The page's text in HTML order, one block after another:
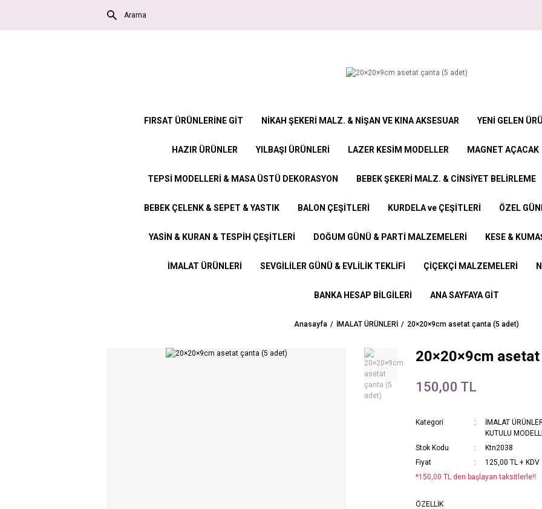
FIRSAT ÜRÜNLERİNE GİT NİKAH ŞEKERİ MALZ. & NİŞAN VE KINA AKSESUAR YENİ GELEN
HAZIR ÜRÜNLER YILBAŞI ÜRÜNLERİ LAZER KESİM MODELLER MAGNET AÇACAK
TEPSİ MODELLERİ & MASA ÜSTÜ DEKORASYON BEBEK ŞEKERİ MALZ. & CİNSİYET BELİRLEME
BEBEK ÇELENK & SEPET & YASTIK BALON ÇEŞİTLERİ KURDELA ve ÇEŞİTLERİ ÖZEL
YASİN & KURAN & TESPİH ÇEŞİTLERİ DOĞUM GÜNÜ & PARTİ MALZEMELERİ KESE &
İMALAT ÜRÜNLERİ SEVGİLİLER GÜNÜ & EVLİLİK TEKLİFİ ÇİÇEKÇİ MALZEMELERİ
BANKA HESAP BİLGİLERİ ANA SAYFAYA GİT
Anasayfa İMALAT ÜRÜNLERİ 20×20×9cm asetat çanta (5 adet)
20×20×9cm
150,00 TL
Kategori İMALAT
KUTULU
Stok Kodu
Ktn2038
Fiyat
125,00 TL + KDV
*150,00 TL den başlayan taksitlerle!!
ÖZELLİK